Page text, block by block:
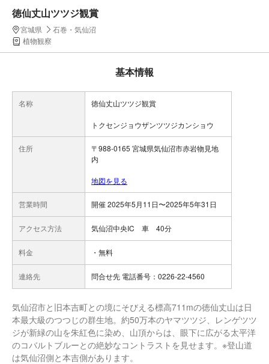
徳仙丈山ツツジ観賞
宮城県
石巻・気仙沼
植物観察
基本情報
名称 徳仙丈山ツツジ観賞
トクセンジョウザンツツジカンショウ
住所
〒988-0165 宮城県気仙沼市赤岩物見地
内
地図を見る
営業時間 開催 2025年5月11日〜2025年5年31日
アクセス方法 気仙沼中央IC 車 40分
料金 ・無料
連絡先 問合せ先 電話番号：0226-22-4560
気仙沼市と旧本吉町との境にそびえる標高711mの徳仙丈山は日
本最大級のつつじの群生地。約50万本のヤマツツジ、レンゲツツ
ジが新緑の山を朱紅色に染め、山頂からは、眼下に広がる太平洋
のコバルトブルーとの絶妙なコントラストを見せます。※登山道
は気仙沼側と本吉側があります。